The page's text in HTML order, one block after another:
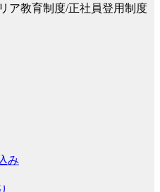
ア教育制度/正社員登用制度
み